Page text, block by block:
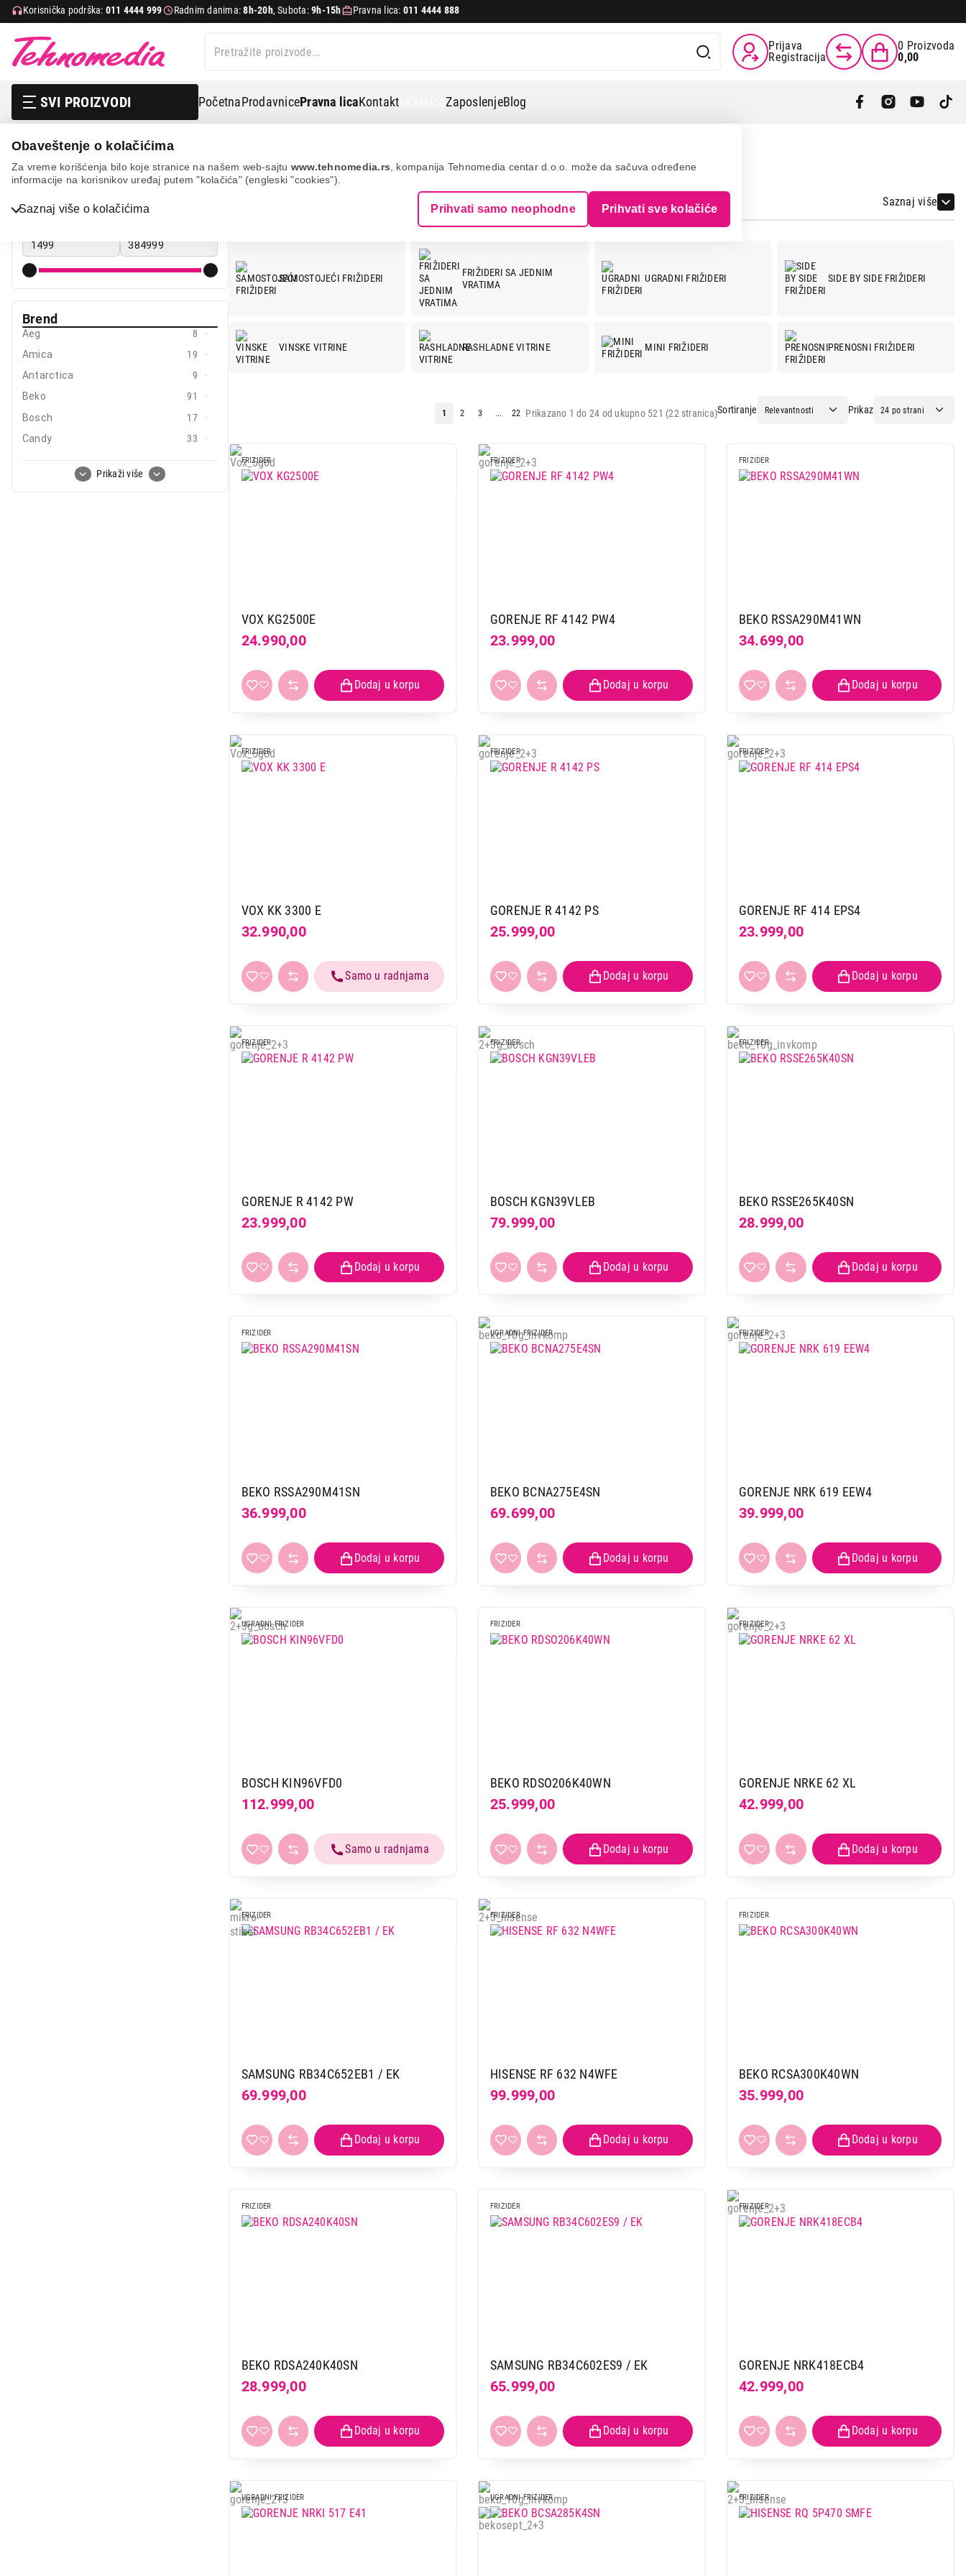
Obaveštenje o kolačićima
Za vreme korišćenja bilo koje stranice na našem web-sajtu www.tehnomedia.rs , kompanija Tehnomedia centar d.o.o. može da sačuva određene
informacije na korisnikov uređaj putem "kolačića" (engleski "cookies").
Saznaj više o kolačićima Prihvati samo neophodne Prihvati sve kolačiće
Korisnička podrška: 011 4444 999 Radnim danima:8h-20h, Subota:9h-15h Pravna lica: 011 4444 888
Prijava
Registracija
0 Proizvoda
0,00
SVI PROIZVODI PočetnaProdavnicePravna licaKontakt eKatalogZaposlenjeBlog
Bela tehnika
IT & Gaming
Mali kućni aparati
Nega tela, lepota i zdravlje
Sport i putovanje
Sve za kuću i baštu
Bela tehnika Frižideri
Cena
Brend
Prikaži više
Aeg
8
Amica
19
Antarctica
9
Beko
91
Bosch
17
Candy
33
Carbon
2
Saznaj više
SAMOSTOJEĆI FRIŽIDERI
FRIŽIDERI SA JEDNIM
VRATIMA
UGRADNI FRIŽIDERI SIDE BY SIDE FRIŽIDERI
VINSKE VITRINE RASHLADNE VITRINE MINI FRIŽIDERI PRENOSNI FRIŽIDERI
Sortiranje Prikaz
Prikazano 1 do 24 od ukupno 521 (22 stranica)
1 2 3 ... 22
FRIZIDER
VOX KG2500E
24.990,00
FRIZIDER
GORENJE RF 4142 PW4
23.999,00
FRIZIDER
BEKO RSSA290M41WN
34.699,00
FRIZIDER
VOX KK 3300 E
32.990,00
FRIZIDER
GORENJE R 4142 PS
25.999,00
FRIZIDER
GORENJE RF 414 EPS4
23.999,00
FRIZIDER
GORENJE R 4142 PW
23.999,00
FRIZIDER
BOSCH KGN39VLEB
79.999,00
FRIZIDER
BEKO RSSE265K40SN
28.999,00
FRIZIDER
BEKO RSSA290M41SN
36.999,00
UGRADNI FRIZIDER
BEKO BCNA275E4SN
69.699,00
FRIZIDER
GORENJE NRK 619 EEW4
39.999,00
UGRADNI FRIZIDER
BOSCH KIN96VFD0
112.999,00
FRIZIDER
BEKO RDSO206K40WN
25.999,00
FRIZIDER
GORENJE NRKE 62 XL
42.999,00
FRIZIDER
SAMSUNG RB34C652EB1 / EK
69.999,00
FRIZIDER
HISENSE RF 632 N4WFE
99.999,00
FRIZIDER
BEKO RCSA300K40WN
35.999,00
FRIZIDER
BEKO RDSA240K40SN
28.999,00
FRIZIDER
SAMSUNG RB34C602ES9 / EK
65.999,00
FRIZIDER
GORENJE NRK418ECB4
42.999,00
UGRADNI FRIZIDER UGRADNI FRIZIDER FRIZIDER
24.990,00
Proizvod je dodat u korpu.